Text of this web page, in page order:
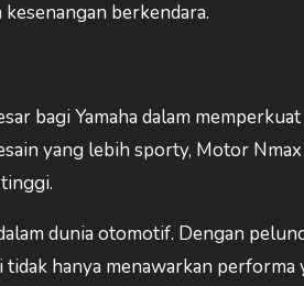
berkendara.
bagi Yamaha dalam
yang lebih sporty, Motor
dunia otomotif. Dengan
hanya menawarkan